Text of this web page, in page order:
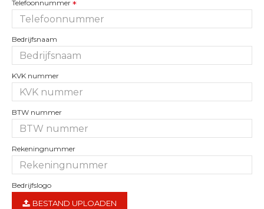
Telefoonnummer
Bedrijfsnaam
KVK nummer
BTW nummer
Rekeningnummer
Bedrijfslogo
BESTAND UPLOADEN